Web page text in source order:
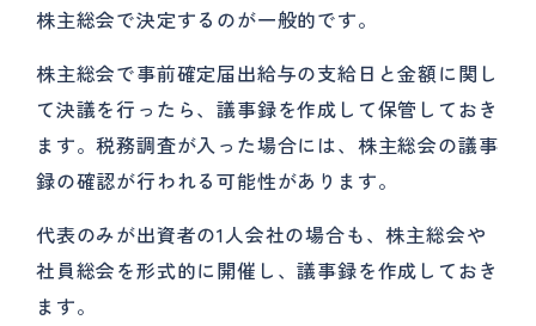
株主総会で決定するのが一般的です。
株主総会で事前確定届出給与の支給日と金額に関し
て決議を行ったら、議事録を作成して保管しておき
ます。税務調査が入った場合には、株主総会の議事
録の確認が行われる可能性があります。
代表のみが出資者の1人会社の場合も、株主総会や
社員総会を形式的に開催し、議事録を作成しておき
ます。